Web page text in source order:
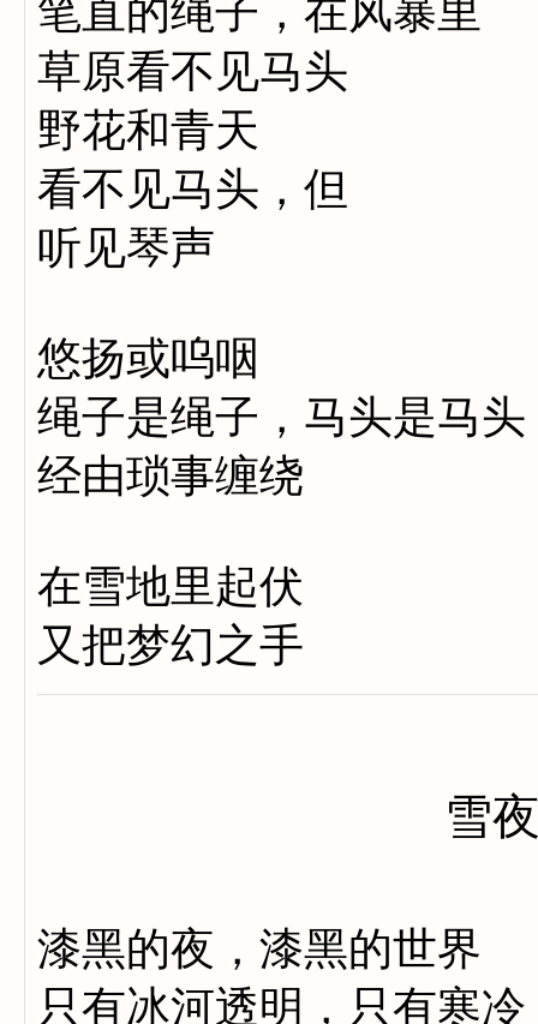
笔直的绳子，在风暴里
草原看不见马头
野花和青天
看不见马头，但
听见琴声
悠扬或呜咽
绳子是绳子，马头是马头
经由琐事缠绕
在雪地里起伏
又把梦幻之手
雪
漆黑的夜，漆黑的世界
只有冰河透明，只有寒冷